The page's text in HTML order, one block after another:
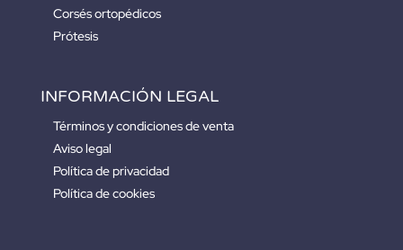
Corsés ortopédicos
Prótesis
INFORMACIÓN LEGAL
Términos y condiciones de venta
Aviso legal
Política de privacidad
Política de cookies